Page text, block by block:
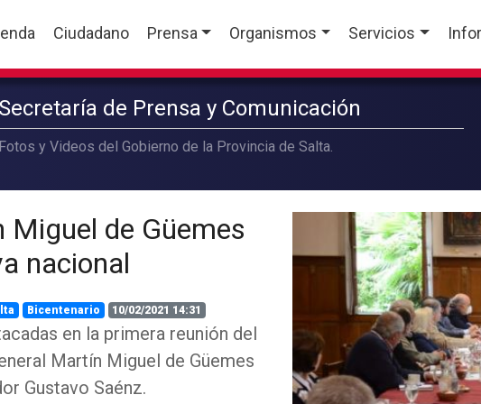
Ciudadano Prensa Organismos Servicios
de Prensa y Comunicación
y Videos del Gobierno de la Provincia de Salta.
de Güemes
nacional
Bicentenario 10/02/2021 14:31
en la primera reunión del
Martín Miguel de Güemes
Gustavo Saénz.